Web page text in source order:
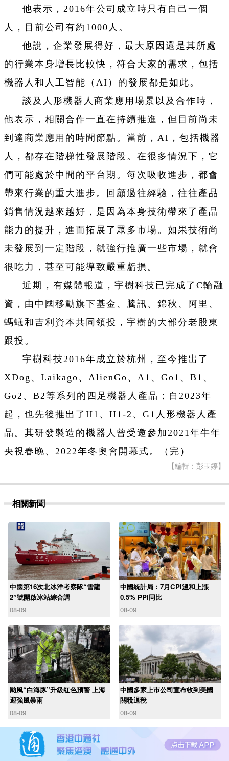
他表示，2016年公司成立時只有自己一個
人，目前公司有約1000人。
他說，企業發展得好，最大原因還是其所處
的行業本身增長比較快，符合大家的需求，包括
機器人和人工智能（AI）的發展都是如此。
談及人形機器人商業應用場景以及合作時，
他表示，相關合作一直在持續推進，但目前尚未
到達商業應用的時間節點。當前，AI，包括機器
人，都存在階梯性發展階段。在很多情況下，它
們可能處於中間的平台期。每次吸收進步，都會
帶來行業的重大進步。回顧過往經驗，往往產品
銷售情況越來越好，是因為本身技術帶來了產品
能力的提升，進而拓展了眾多市場。如果技術尚
未發展到一定階段，就強行推廣一些市場，就會
很吃力，甚至可能導致嚴重虧損。
近期，有媒體報道，宇樹科技已完成了C輪融
資，由中國移動旗下基金、騰訊、錦秋、阿里、
螞蟻和吉利資本共同領投，宇樹的大部分老股東
跟投。
宇樹科技2016年成立於杭州，至今推出了
XDog、Laikago、AlienGo、A1、Go1、B1、
Go2、B2等系列的四足機器人產品；自2023年
起，也先後推出了H1、H1-2、G1人形機器人產
品。其研發製造的機器人曾受邀參加2021年牛年
央視春晚、2022年冬奧會開幕式。（完）
【編輯：彭玉婷】
相關新聞
中國第16次北冰洋考察隊“雪龍
2”號開啟冰站綜合調
08-09
中國統計局：7月CPI溫和上漲
0.5% PPI同比
08-09
颱風“白海豚”升級红色預警 上海
迎強風暴雨
08-09
中國多家上市公司宣布收到美國
關稅退稅
08-09